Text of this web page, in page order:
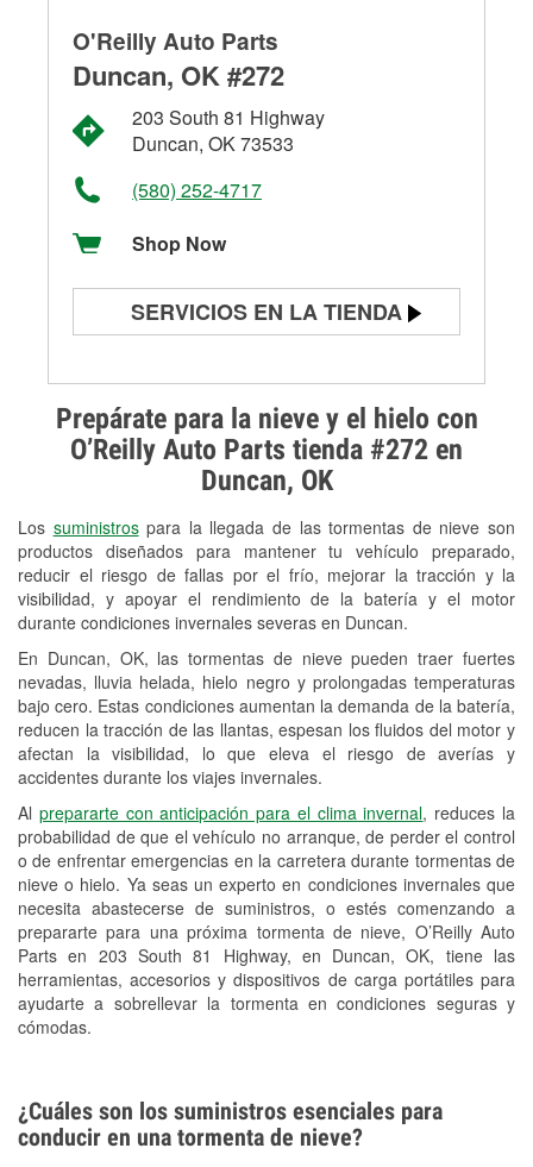
Prepárate para la nieve y el hielo con
O’Reilly Auto Parts tienda #272 en
Duncan, OK
Los suministrospara la llegada de las tormentas de nieve son
productos diseñados para mantener tu vehículo preparado,
reducir el riesgo de fallas por el frío, mejorar la tracción y la
visibilidad, y apoyar el rendimiento de la batería y el motor
durante condiciones invernales severas en Duncan.
En Duncan, OK, las tormentas de nieve pueden traer fuertes
nevadas, lluvia helada, hielo negro y prolongadas temperaturas
bajo cero. Estas condiciones aumentan la demanda de la batería,
reducen la tracción de las llantas, espesan los fluidos del motor y
afectan la visibilidad, lo que eleva el riesgo de averías y
accidentes durante los viajes invernales.
Al prepararte con anticipación para el clima invernal, reduces la
probabilidad de que el vehículo no arranque, de perder el control
o de enfrentar emergencias en la carretera durante tormentas de
nieve o hielo. Ya seas un experto en condiciones invernales que
necesita abastecerse de suministros, o estés comenzando a
prepararte para una próxima tormenta de nieve, O’Reilly Auto
Parts en 203 South 81 Highway, en Duncan, OK, tiene las
herramientas, accesorios y dispositivos de carga portátiles para
ayudarte a sobrellevar la tormenta en condiciones seguras y
cómodas.
O'Reilly Auto Parts
Duncan, OK #272
203 South 81 Highway
Duncan, OK 73533
(580) 252-4717
Shop Now
SERVICIOS EN LA TIENDA
Prueba de alternadores y
arrancadores
Revisión de la luz "Check Engine"
Reciclaje de baterías y aceite
Instalación de bombillas de faros
Instalación de limpiaparabrisas
Programa de Préstamo de
Herramientas
Mezcla de pinturas
Rectificación de tambores y discos de
freno
Mangueras hidráulicas a la medida
Snowstorm Supplies
Tornado Supplies
Conoce más
¿Cuáles son los suministros esenciales para
conducir en una tormenta de nieve?